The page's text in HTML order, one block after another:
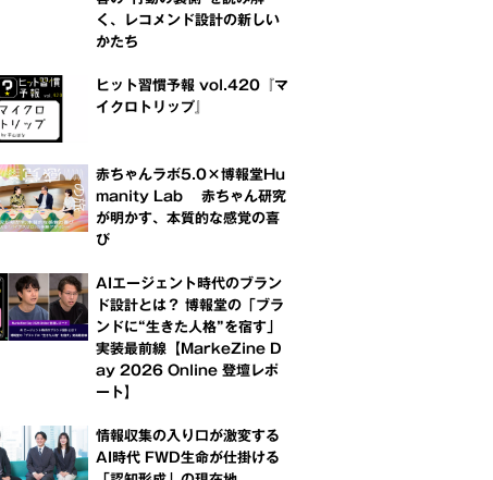
く、レコメンド設計の新しい
かたち
ヒット習慣予報 vol.420『マ
イクロトリップ』
赤ちゃんラボ5.0×博報堂Hu
manity Lab 赤ちゃん研究
が明かす、本質的な感覚の喜
び
AIエージェント時代のブラン
ド設計とは？ 博報堂の「ブラ
ンドに“生きた人格”を宿す」
実装最前線【MarkeZine D
ay 2026 Online 登壇レポ
ート】
情報収集の入り口が激変する
AI時代 FWD生命が仕掛ける